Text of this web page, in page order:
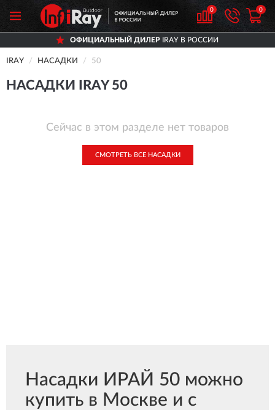
0 0
ОФИЦИАЛЬНЫЙ ДИЛЕРIRAY В РОССИИ
IRAY НАСАДКИ 50
НАСАДКИ IRAY 50
Сейчас в этом разделе нет товаров
СМОТРЕТЬ ВСЕ НАСАДКИ
Насадки ИРАЙ 50 можно
купить в Москве и с